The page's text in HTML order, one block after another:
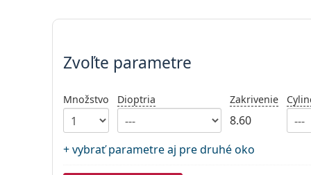
Zvoľte parametre
Zvoľte parametre
Množstvo Dioptria Zakrivenie
8.60
+ vybrať parametre aj pre druhé oko